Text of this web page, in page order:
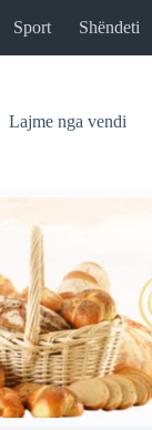
Sport Shëndeti
Lajme nga vendi